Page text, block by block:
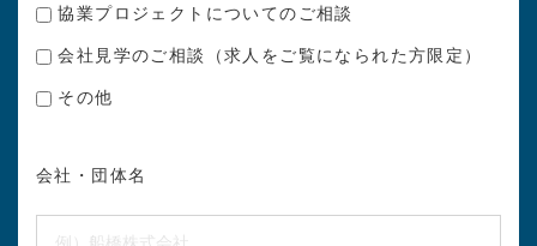
協業プロジェクトについてのご相談
会社見学のご相談（求人をご覧になられた方限定）
その他
会社・団体名